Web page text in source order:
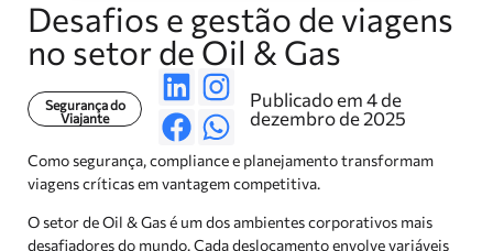
Desafios e gestão de viagens
no setor de Oil & Gas
Segurança do
Viajante
Publicado em 4 de
dezembro de 2025
Como segurança, compliance e planejamento transformam
viagens críticas em vantagem competitiva.
O setor de Oil & Gas é um dos ambientes corporativos mais
desafiadores do mundo. Cada deslocamento envolve variáveis